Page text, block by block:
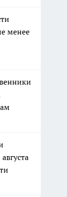
менее